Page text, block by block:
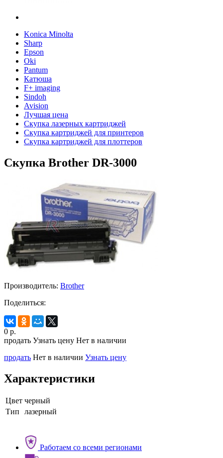
Konica Minolta
Sharp
Epson
Oki
Pantum
Катюша
F+ imaging
Sindoh
Avision
Лучшая цена
Скупка лазерных картриджей
Скупка картриджей для принтеров
Скупка картриджей для плоттеров
Скупка Brother DR-3000
Производитель: Brother
Поделиться:
0 р.
продать Узнать цену Нет в наличии
продать Нет в наличии Узнать цену
Характеристики
Цвет черный
Тип
лазерный
Работаем со всеми регионами